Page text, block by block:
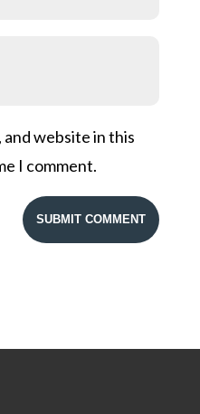
and website in this
I comment.